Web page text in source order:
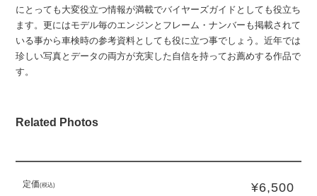
にとっても大変役立つ情報が満載でバイヤーズガイドとしても役立ち
ます。更にはモデル毎のエンジンとフレーム・ナンバーも掲載されて
いる事から車検時の参考資料としても役に立つ事でしょう。近年では
珍しい写真とデータの両方が充実した自信を持ってお薦めする作品で
す。
Related Photos
定価(税込) ¥6,500